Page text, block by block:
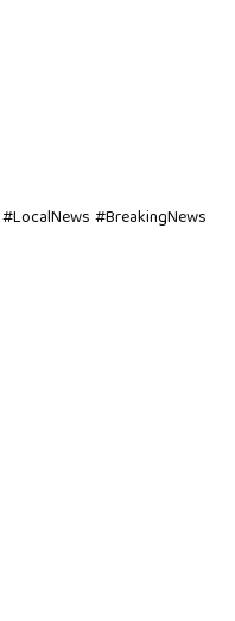
#BreakingNews